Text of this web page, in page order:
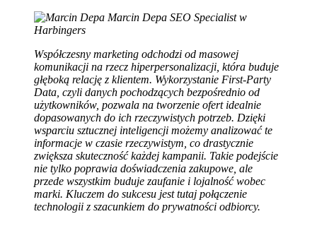
Marcin Depa SEO Specialist w
Harbingers
Współczesny marketing odchodzi od masowej
komunikacji na rzecz hiperpersonalizacji, która buduje
głęboką relację z klientem. Wykorzystanie First-Party
Data, czyli danych pochodzących bezpośrednio od
użytkowników, pozwala na tworzenie ofert idealnie
dopasowanych do ich rzeczywistych potrzeb. Dzięki
wsparciu sztucznej inteligencji możemy analizować te
informacje w czasie rzeczywistym, co drastycznie
zwiększa skuteczność każdej kampanii. Takie podejście
nie tylko poprawia doświadczenia zakupowe, ale
przede wszystkim buduje zaufanie i lojalność wobec
marki. Kluczem do sukcesu jest tutaj połączenie
technologii z szacunkiem do prywatności odbiorcy.